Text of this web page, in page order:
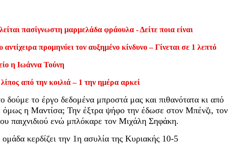
πασίγνωστη μαρμελάδα φράουλα - Δείτε ποια είναι
προμηνύει τον αυξημένο κίνδυνο – Γίνεται σε 1 λεπτό
η Ιωάννα Τούνη
από την κοιλιά – 1 την ημέρα αρκεί
δούμε το έργο δεδομένα μπροστά μας και πιθανότατα κι από
όμως η Μαντίσα; Την έξτρα ψήφο την έδωσε στον Μπένζι, τον
παιχνιδιού ενώ μπλόκαρε τον Μιχάλη Σηφάκη.
ομάδα κερδίζει την 1η ασυλία της Κυριακής 10-5